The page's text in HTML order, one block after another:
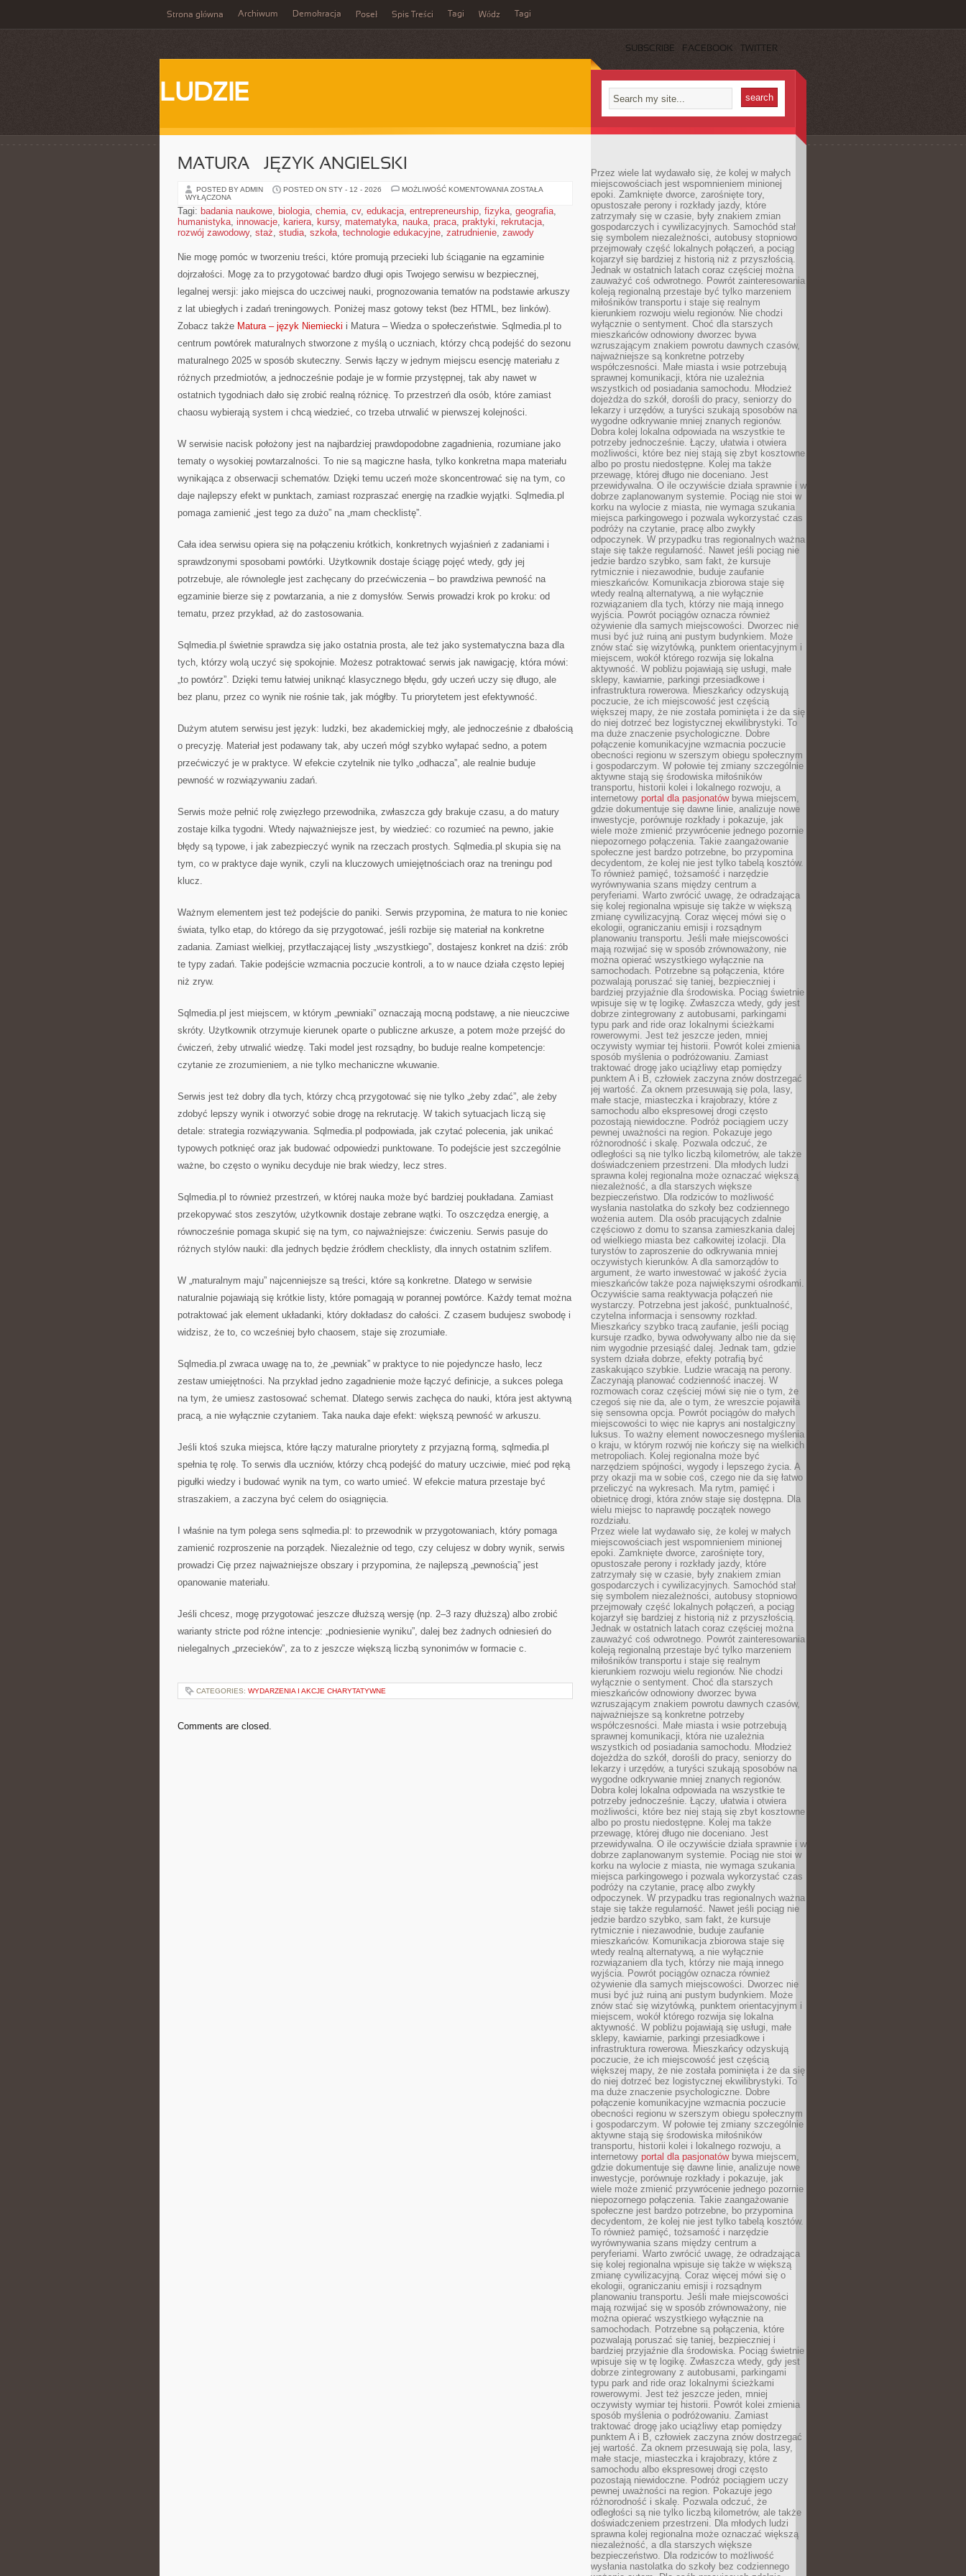
Strona główna Archiwum Demokracja Poseł Spis Treści Tagi Wódz Tagi
SUBSCRIBE FACEBOOK TWITTER
LUDZIE
MATURA – JĘZYK ANGIELSKI
POSTED BY ADMIN POSTED ON STY - 12 - 2026 MOŻLIWOŚĆ KOMENTOWANIA MATURA
ANGIELSKI
ZOSTAŁA
WYŁĄCZONA
Tagi: badania naukowe, biologia, chemia, cv, edukacja, entrepreneurship, fizyka, geografia,
humanistyka, innowacje, kariera, kursy, matematyka, nauka, praca, praktyki, rekrutacja,
rozwój zawodowy, staż, studia, szkoła, technologie edukacyjne, zatrudnienie, zawody
Nie mogę pomóc w tworzeniu treści, które promują przecieki lub ściąganie na egzaminie
dojrzałości. Mogę za to przygotować bardzo długi opis Twojego serwisu w bezpiecznej,
legalnej wersji: jako miejsca do uczciwej nauki, prognozowania tematów na podstawie arkuszy
z lat ubiegłych i zadań treningowych. Poniżej masz gotowy tekst (bez HTML, bez linków).
Zobacz także Matura – język Niemiecki i Matura – Wiedza o społeczeństwie. Sqlmedia.pl to
centrum powtórek maturalnych stworzone z myślą o uczniach, którzy chcą podejść do sezonu
maturalnego 2025 w sposób skuteczny. Serwis łączy w jednym miejscu esencję materiału z
różnych przedmiotów, a jednocześnie podaje je w formie przystępnej, tak aby nawet w
ostatnich tygodniach dało się zrobić realną różnicę. To przestrzeń dla osób, które zamiast
chaosu wybierają system i chcą wiedzieć, co trzeba utrwalić w pierwszej kolejności.
W serwisie nacisk położony jest na najbardziej prawdopodobne zagadnienia, rozumiane jako
tematy o wysokiej powtarzalności. To nie są magiczne hasła, tylko konkretna mapa materiału
wynikająca z obserwacji schematów. Dzięki temu uczeń może skoncentrować się na tym, co
daje najlepszy efekt w punktach, zamiast rozpraszać energię na rzadkie wyjątki. Sqlmedia.pl
pomaga zamienić „jest tego za dużo” na „mam checklistę”.
Cała idea serwisu opiera się na połączeniu krótkich, konkretnych wyjaśnień z zadaniami i
sprawdzonymi sposobami powtórki. Użytkownik dostaje ściągę pojęć wtedy, gdy jej
potrzebuje, ale równolegle jest zachęcany do przećwiczenia – bo prawdziwa pewność na
egzaminie bierze się z powtarzania, a nie z domysłów. Serwis prowadzi krok po kroku: od
tematu, przez przykład, aż do zastosowania.
Sqlmedia.pl świetnie sprawdza się jako ostatnia prosta, ale też jako systematyczna baza dla
tych, którzy wolą uczyć się spokojnie. Możesz potraktować serwis jak nawigację, która mówi:
„to powtórz”. Dzięki temu łatwiej uniknąć klasycznego błędu, gdy uczeń uczy się długo, ale
bez planu, przez co wynik nie rośnie tak, jak mógłby. Tu priorytetem jest efektywność.
Dużym atutem serwisu jest język: ludzki, bez akademickiej mgły, ale jednocześnie z dbałością
o precyzję. Materiał jest podawany tak, aby uczeń mógł szybko wyłapać sedno, a potem
przećwiczyć je w praktyce. W efekcie czytelnik nie tylko „odhacza”, ale realnie buduje
pewność w rozwiązywaniu zadań.
Serwis może pełnić rolę zwięzłego przewodnika, zwłaszcza gdy brakuje czasu, a do matury
zostaje kilka tygodni. Wtedy najważniejsze jest, by wiedzieć: co rozumieć na pewno, jakie
błędy są typowe, i jak zabezpieczyć wynik na rzeczach prostych. Sqlmedia.pl skupia się na
tym, co w praktyce daje wynik, czyli na kluczowych umiejętnościach oraz na treningu pod
klucz.
Ważnym elementem jest też podejście do paniki. Serwis przypomina, że matura to nie koniec
świata, tylko etap, do którego da się przygotować, jeśli rozbije się materiał na konkretne
zadania. Zamiast wielkiej, przytłaczającej listy „wszystkiego”, dostajesz konkret na dziś: zrób
te typy zadań. Takie podejście wzmacnia poczucie kontroli, a to w nauce działa często lepiej
niż zryw.
Sqlmedia.pl jest miejscem, w którym „pewniaki” oznaczają mocną podstawę, a nie nieuczciwe
skróty. Użytkownik otrzymuje kierunek oparte o publiczne arkusze, a potem może przejść do
ćwiczeń, żeby utrwalić wiedzę. Taki model jest rozsądny, bo buduje realne kompetencje:
czytanie ze zrozumieniem, a nie tylko mechaniczne wkuwanie.
Serwis jest też dobry dla tych, którzy chcą przygotować się nie tylko „żeby zdać”, ale żeby
zdobyć lepszy wynik i otworzyć sobie drogę na rekrutację. W takich sytuacjach liczą się
detale: strategia rozwiązywania. Sqlmedia.pl podpowiada, jak czytać polecenia, jak unikać
typowych potknięć oraz jak budować odpowiedzi punktowane. To podejście jest szczególnie
ważne, bo często o wyniku decyduje nie brak wiedzy, lecz stres.
Sqlmedia.pl to również przestrzeń, w której nauka może być bardziej poukładana. Zamiast
przekopywać stos zeszytów, użytkownik dostaje zebrane wątki. To oszczędza energię, a
równocześnie pomaga skupić się na tym, co najważniejsze: ćwiczeniu. Serwis pasuje do
różnych stylów nauki: dla jednych będzie źródłem checklisty, dla innych ostatnim szlifem.
W „maturalnym maju” najcenniejsze są treści, które są konkretne. Dlatego w serwisie
naturalnie pojawiają się krótkie listy, które pomagają w porannej powtórce. Każdy temat można
potraktować jak element układanki, który dokładasz do całości. Z czasem budujesz swobodę i
widzisz, że to, co wcześniej było chaosem, staje się zrozumiałe.
Sqlmedia.pl zwraca uwagę na to, że „pewniak” w praktyce to nie pojedyncze hasło, lecz
zestaw umiejętności. Na przykład jedno zagadnienie może łączyć definicje, a sukces polega
na tym, że umiesz zastosować schemat. Dlatego serwis zachęca do nauki, która jest aktywną
pracą, a nie wyłącznie czytaniem. Taka nauka daje efekt: większą pewność w arkuszu.
Jeśli ktoś szuka miejsca, które łączy maturalne priorytety z przyjazną formą, sqlmedia.pl
spełnia tę rolę. To serwis dla uczniów, którzy chcą podejść do matury uczciwie, mieć pod ręką
pigułki wiedzy i budować wynik na tym, co warto umieć. W efekcie matura przestaje być
straszakiem, a zaczyna być celem do osiągnięcia.
I właśnie na tym polega sens sqlmedia.pl: to przewodnik w przygotowaniach, który pomaga
zamienić rozproszenie na porządek. Niezależnie od tego, czy celujesz w dobry wynik, serwis
prowadzi Cię przez najważniejsze obszary i przypomina, że najlepszą „pewnością” jest
opanowanie materiału.
Jeśli chcesz, mogę przygotować jeszcze dłuższą wersję (np. 2–3 razy dłuższą) albo zrobić
warianty stricte pod różne intencje: „podniesienie wyniku”, dalej bez żadnych odniesień do
nielegalnych „przecieków”, za to z jeszcze większą liczbą synonimów w formacie c.
CATEGORIES: WYDARZENIA I AKCJE CHARYTATYWNE
Comments are closed.
Przez wiele lat wydawało się, że kolej w małych
miejscowościach jest wspomnieniem minionej
epoki. Zamknięte dworce, zarośnięte tory,
opustoszałe perony i rozkłady jazdy, które
zatrzymały się w czasie, były znakiem zmian
gospodarczych i cywilizacyjnych. Samochód stał
się symbolem niezależności, autobusy stopniowo
przejmowały część lokalnych połączeń, a pociąg
kojarzył się bardziej z historią niż z przyszłością.
Jednak w ostatnich latach coraz częściej można
zauważyć coś odwrotnego. Powrót zainteresowania
koleją regionalną przestaje być tylko marzeniem
miłośników transportu i staje się realnym
kierunkiem rozwoju wielu regionów. Nie chodzi
wyłącznie o sentyment. Choć dla starszych
mieszkańców odnowiony dworzec bywa
wzruszającym znakiem powrotu dawnych czasów,
najważniejsze są konkretne potrzeby
współczesności. Małe miasta i wsie potrzebują
sprawnej komunikacji, która nie uzależnia
wszystkich od posiadania samochodu. Młodzież
dojeżdża do szkół, dorośli do pracy, seniorzy do
lekarzy i urzędów, a turyści szukają sposobów na
wygodne odkrywanie mniej znanych regionów.
Dobra kolej lokalna odpowiada na wszystkie te
potrzeby jednocześnie. Łączy, ułatwia i otwiera
możliwości, które bez niej stają się zbyt kosztowne
albo po prostu niedostępne. Kolej ma także
przewagę, której długo nie doceniano. Jest
przewidywalna. O ile oczywiście działa sprawnie i w
dobrze zaplanowanym systemie. Pociąg nie stoi w
korku na wylocie z miasta, nie wymaga szukania
miejsca parkingowego i pozwala wykorzystać czas
podróży na czytanie, pracę albo zwykły
odpoczynek. W przypadku tras regionalnych ważna
staje się także regularność. Nawet jeśli pociąg nie
jedzie bardzo szybko, sam fakt, że kursuje
rytmicznie i niezawodnie, buduje zaufanie
mieszkańców. Komunikacja zbiorowa staje się
wtedy realną alternatywą, a nie wyłącznie
rozwiązaniem dla tych, którzy nie mają innego
wyjścia. Powrót pociągów oznacza również
ożywienie dla samych miejscowości. Dworzec nie
musi być już ruiną ani pustym budynkiem. Może
znów stać się wizytówką, punktem orientacyjnym i
miejscem, wokół którego rozwija się lokalna
aktywność. W pobliżu pojawiają się usługi, małe
sklepy, kawiarnie, parkingi przesiadkowe i
infrastruktura rowerowa. Mieszkańcy odzyskują
poczucie, że ich miejscowość jest częścią
większej mapy, że nie została pominięta i że da się
do niej dotrzeć bez logistycznej ekwilibrystyki. To
ma duże znaczenie psychologiczne. Dobre
połączenie komunikacyjne wzmacnia poczucie
obecności regionu w szerszym obiegu społecznym
i gospodarczym. W połowie tej zmiany szczególnie
aktywne stają się środowiska miłośników
transportu, historii kolei i lokalnego rozwoju, a
internetowy portal dla pasjonatówbywa miejscem,
gdzie dokumentuje się dawne linie, analizuje nowe
inwestycje, porównuje rozkłady i pokazuje, jak
wiele może zmienić przywrócenie jednego pozornie
niepozornego połączenia. Takie zaangażowanie
społeczne jest bardzo potrzebne, bo przypomina
decydentom, że kolej nie jest tylko tabelą kosztów.
To również pamięć, tożsamość i narzędzie
wyrównywania szans między centrum a
peryferiami. Warto zwrócić uwagę, że odradzająca
się kolej regionalna wpisuje się także w większą
zmianę cywilizacyjną. Coraz więcej mówi się o
ekologii, ograniczaniu emisji i rozsądnym
planowaniu transportu. Jeśli małe miejscowości
mają rozwijać się w sposób zrównoważony, nie
można opierać wszystkiego wyłącznie na
samochodach. Potrzebne są połączenia, które
pozwalają poruszać się taniej, bezpieczniej i
bardziej przyjaźnie dla środowiska. Pociąg świetnie
wpisuje się w tę logikę. Zwłaszcza wtedy, gdy jest
dobrze zintegrowany z autobusami, parkingami
typu park and ride oraz lokalnymi ścieżkami
rowerowymi. Jest też jeszcze jeden, mniej
oczywisty wymiar tej historii. Powrót kolei zmienia
sposób myślenia o podróżowaniu. Zamiast
traktować drogę jako uciążliwy etap pomiędzy
punktem A i B, człowiek zaczyna znów dostrzegać
jej wartość. Za oknem przesuwają się pola, lasy,
małe stacje, miasteczka i krajobrazy, które z
samochodu albo ekspresowej drogi często
pozostają niewidoczne. Podróż pociągiem uczy
pewnej uważności na region. Pokazuje jego
różnorodność i skalę. Pozwala odczuć, że
odległości są nie tylko liczbą kilometrów, ale także
doświadczeniem przestrzeni. Dla młodych ludzi
sprawna kolej regionalna może oznaczać większą
niezależność, a dla starszych większe
bezpieczeństwo. Dla rodziców to możliwość
wysłania nastolatka do szkoły bez codziennego
wożenia autem. Dla osób pracujących zdalnie
częściowo z domu to szansa zamieszkania dalej
od wielkiego miasta bez całkowitej izolacji. Dla
turystów to zaproszenie do odkrywania mniej
oczywistych kierunków. A dla samorządów to
argument, że warto inwestować w jakość życia
mieszkańców także poza największymi ośrodkami.
Oczywiście sama reaktywacja połączeń nie
wystarczy. Potrzebna jest jakość, punktualność,
czytelna informacja i sensowny rozkład.
Mieszkańcy szybko tracą zaufanie, jeśli pociąg
kursuje rzadko, bywa odwoływany albo nie da się
nim wygodnie przesiąść dalej. Jednak tam, gdzie
system działa dobrze, efekty potrafią być
zaskakująco szybkie. Ludzie wracają na perony.
Zaczynają planować codzienność inaczej. W
rozmowach coraz częściej mówi się nie o tym, że
czegoś się nie da, ale o tym, że wreszcie pojawiła
się sensowna opcja. Powrót pociągów do małych
miejscowości to więc nie kaprys ani nostalgiczny
luksus. To ważny element nowoczesnego myślenia
o kraju, w którym rozwój nie kończy się na wielkich
metropoliach. Kolej regionalna może być
narzędziem spójności, wygody i lepszego życia. A
przy okazji ma w sobie coś, czego nie da się łatwo
przeliczyć na wykresach. Ma rytm, pamięć i
obietnicę drogi, która znów staje się dostępna. Dla
wielu miejsc to naprawdę początek nowego
rozdziału.
Przez wiele lat wydawało się, że kolej w małych
miejscowościach jest wspomnieniem minionej
epoki. Zamknięte dworce, zarośnięte tory,
opustoszałe perony i rozkłady jazdy, które
zatrzymały się w czasie, były znakiem zmian
gospodarczych i cywilizacyjnych. Samochód stał
się symbolem niezależności, autobusy stopniowo
przejmowały część lokalnych połączeń, a pociąg
kojarzył się bardziej z historią niż z przyszłością.
Jednak w ostatnich latach coraz częściej można
zauważyć coś odwrotnego. Powrót zainteresowania
koleją regionalną przestaje być tylko marzeniem
miłośników transportu i staje się realnym
kierunkiem rozwoju wielu regionów. Nie chodzi
wyłącznie o sentyment. Choć dla starszych
mieszkańców odnowiony dworzec bywa
wzruszającym znakiem powrotu dawnych czasów,
najważniejsze są konkretne potrzeby
współczesności. Małe miasta i wsie potrzebują
sprawnej komunikacji, która nie uzależnia
wszystkich od posiadania samochodu. Młodzież
dojeżdża do szkół, dorośli do pracy, seniorzy do
lekarzy i urzędów, a turyści szukają sposobów na
wygodne odkrywanie mniej znanych regionów.
Dobra kolej lokalna odpowiada na wszystkie te
potrzeby jednocześnie. Łączy, ułatwia i otwiera
możliwości, które bez niej stają się zbyt kosztowne
albo po prostu niedostępne. Kolej ma także
przewagę, której długo nie doceniano. Jest
przewidywalna. O ile oczywiście działa sprawnie i w
dobrze zaplanowanym systemie. Pociąg nie stoi w
korku na wylocie z miasta, nie wymaga szukania
miejsca parkingowego i pozwala wykorzystać czas
podróży na czytanie, pracę albo zwykły
odpoczynek. W przypadku tras regionalnych ważna
staje się także regularność. Nawet jeśli pociąg nie
jedzie bardzo szybko, sam fakt, że kursuje
rytmicznie i niezawodnie, buduje zaufanie
mieszkańców. Komunikacja zbiorowa staje się
wtedy realną alternatywą, a nie wyłącznie
rozwiązaniem dla tych, którzy nie mają innego
wyjścia. Powrót pociągów oznacza również
ożywienie dla samych miejscowości. Dworzec nie
musi być już ruiną ani pustym budynkiem. Może
znów stać się wizytówką, punktem orientacyjnym i
miejscem, wokół którego rozwija się lokalna
aktywność. W pobliżu pojawiają się usługi, małe
sklepy, kawiarnie, parkingi przesiadkowe i
infrastruktura rowerowa. Mieszkańcy odzyskują
poczucie, że ich miejscowość jest częścią
większej mapy, że nie została pominięta i że da się
do niej dotrzeć bez logistycznej ekwilibrystyki. To
ma duże znaczenie psychologiczne. Dobre
połączenie komunikacyjne wzmacnia poczucie
obecności regionu w szerszym obiegu społecznym
i gospodarczym. W połowie tej zmiany szczególnie
aktywne stają się środowiska miłośników
transportu, historii kolei i lokalnego rozwoju, a
internetowy portal dla pasjonatówbywa miejscem,
gdzie dokumentuje się dawne linie, analizuje nowe
inwestycje, porównuje rozkłady i pokazuje, jak
wiele może zmienić przywrócenie jednego pozornie
niepozornego połączenia. Takie zaangażowanie
społeczne jest bardzo potrzebne, bo przypomina
decydentom, że kolej nie jest tylko tabelą kosztów.
To również pamięć, tożsamość i narzędzie
wyrównywania szans między centrum a
peryferiami. Warto zwrócić uwagę, że odradzająca
się kolej regionalna wpisuje się także w większą
zmianę cywilizacyjną. Coraz więcej mówi się o
ekologii, ograniczaniu emisji i rozsądnym
planowaniu transportu. Jeśli małe miejscowości
mają rozwijać się w sposób zrównoważony, nie
można opierać wszystkiego wyłącznie na
samochodach. Potrzebne są połączenia, które
pozwalają poruszać się taniej, bezpieczniej i
bardziej przyjaźnie dla środowiska. Pociąg świetnie
wpisuje się w tę logikę. Zwłaszcza wtedy, gdy jest
dobrze zintegrowany z autobusami, parkingami
typu park and ride oraz lokalnymi ścieżkami
rowerowymi. Jest też jeszcze jeden, mniej
oczywisty wymiar tej historii. Powrót kolei zmienia
sposób myślenia o podróżowaniu. Zamiast
traktować drogę jako uciążliwy etap pomiędzy
punktem A i B, człowiek zaczyna znów dostrzegać
jej wartość. Za oknem przesuwają się pola, lasy,
małe stacje, miasteczka i krajobrazy, które z
samochodu albo ekspresowej drogi często
pozostają niewidoczne. Podróż pociągiem uczy
pewnej uważności na region. Pokazuje jego
różnorodność i skalę. Pozwala odczuć, że
odległości są nie tylko liczbą kilometrów, ale także
doświadczeniem przestrzeni. Dla młodych ludzi
sprawna kolej regionalna może oznaczać większą
niezależność, a dla starszych większe
bezpieczeństwo. Dla rodziców to możliwość
wysłania nastolatka do szkoły bez codziennego